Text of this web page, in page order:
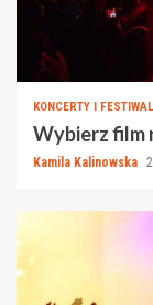
KONCERTY I
Wybierz film
Kamila Kalinowska